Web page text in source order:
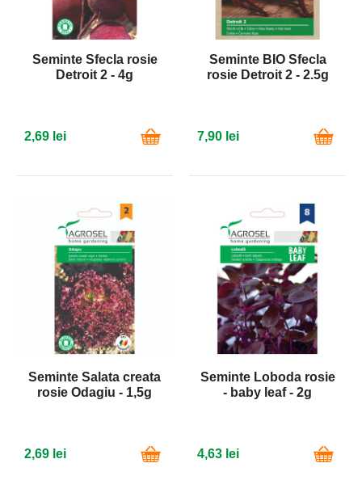
Seminte Sfecla rosie
Detroit 2 - 4g
2,69 lei
Seminte BIO Sfecla
rosie Detroit 2 - 2.5g
7,90 lei
Seminte Salata creata
rosie Odagiu - 1,5g
2,69 lei
Seminte Loboda rosie
- baby leaf - 2g
4,63 lei